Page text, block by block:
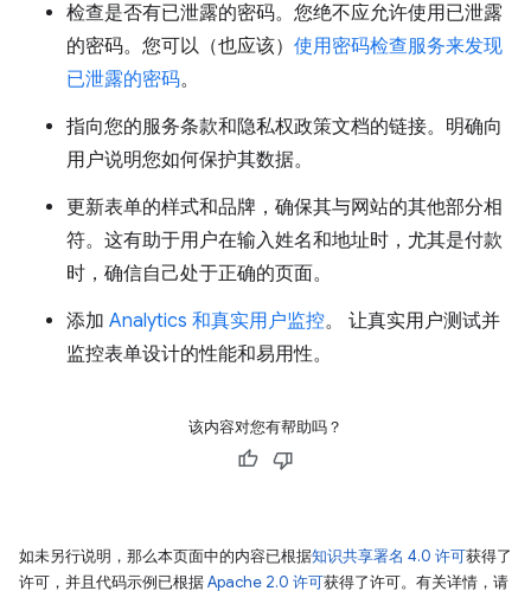
检查是否有已泄露的密码。您绝不应允许使用已泄露
的密码。您可以（也应该） 使用密码检查服务来发现
已泄露的密码。
指向您的服务条款和隐私权政策文档的链接。明确向
用户说明您如何保护其数据。
更新表单的样式和品牌，确保其与网站的其他部分相
符。这有助于用户在输入姓名和地址时，尤其是付款
时，确信自己处于正确的页面。
添加 Analytics 和真实用户监控。 让真实用户测试并
监控表单设计的性能和易用性。
该内容对您有帮助吗？
如未另行说明，那么本页面中的内容已根据知识共享署名 4.0 许可获得了
许可，并且代码示例已根据Apache 2.0 许可获得了许可。有关详情，请